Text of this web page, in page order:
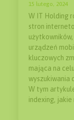
15 lutego, 2024
W IT Holding
stron
urządzeń
kluczowych
mająca na
wyszukiwania
W tym
indexing,